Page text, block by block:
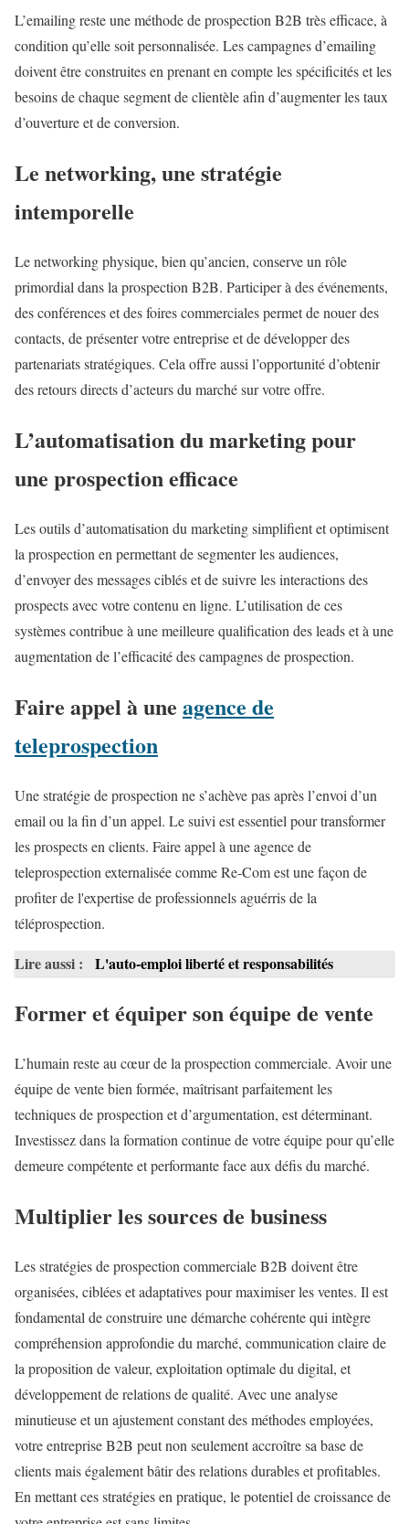
L’emailing reste une méthode de prospection B2B très efficace, à
condition qu’elle soit personnalisée. Les campagnes d’emailing
doivent être construites en prenant en compte les spécificités et les
besoins de chaque segment de clientèle afin d’augmenter les taux
d’ouverture et de conversion.
Le networking, une stratégie
intemporelle
Le networking physique, bien qu’ancien, conserve un rôle
primordial dans la prospection B2B. Participer à des événements,
des conférences et des foires commerciales permet de nouer des
contacts, de présenter votre entreprise et de développer des
partenariats stratégiques. Cela offre aussi l’opportunité d’obtenir
des retours directs d’acteurs du marché sur votre offre.
L’automatisation du marketing pour
une prospection efficace
Les outils d’automatisation du marketing simplifient et optimisent
la prospection en permettant de segmenter les audiences,
d’envoyer des messages ciblés et de suivre les interactions des
prospects avec votre contenu en ligne. L’utilisation de ces
systèmes contribue à une meilleure qualification des leads et à une
augmentation de l’efficacité des campagnes de prospection.
Faire appel à une agence de
teleprospection
Une stratégie de prospection ne s’achève pas après l’envoi d’un
email ou la fin d’un appel. Le suivi est essentiel pour transformer
les prospects en clients. Faire appel à une agence de
teleprospection externalisée comme Re-Com est une façon de
profiter de l'expertise de professionnels aguérris de la
téléprospection.
Lire aussi : L'auto-emploi liberté et responsabilités
Former et équiper son équipe de vente
L’humain reste au cœur de la prospection commerciale. Avoir une
équipe de vente bien formée, maîtrisant parfaitement les
techniques de prospection et d’argumentation, est déterminant.
Investissez dans la formation continue de votre équipe pour qu’elle
demeure compétente et performante face aux défis du marché.
Multiplier les sources de business
Les stratégies de prospection commerciale B2B doivent être
organisées, ciblées et adaptatives pour maximiser les ventes. Il est
fondamental de construire une démarche cohérente qui intègre
compréhension approfondie du marché, communication claire de
la proposition de valeur, exploitation optimale du digital, et
développement de relations de qualité. Avec une analyse
minutieuse et un ajustement constant des méthodes employées,
votre entreprise B2B peut non seulement accroître sa base de
clients mais également bâtir des relations durables et profitables.
En mettant ces stratégies en pratique, le potentiel de croissance de